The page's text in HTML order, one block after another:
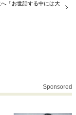
「お世話する中には大
Sponsored